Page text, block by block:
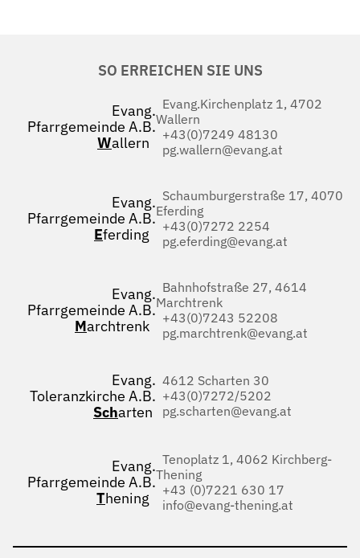
SO ERREICHEN SIE UNS
Evang.
Pfarrgemeinde A.B.
Wallern
Evang.Kirchenplatz 1, 4702
Wallern
+43(0)7249 48130
pg.wallern@evang.at
Evang.
Pfarrgemeinde A.B.
Eferding
Schaumburgerstraße 17, 4070
Eferding
+43(0)7272 2254
pg.eferding@evang.at
Evang.
Pfarrgemeinde A.B.
Marchtrenk
Bahnhofstraße 27, 4614
Marchtrenk
+43(0)7243 52208
pg.marchtrenk@evang.at
Evang.
Toleranzkirche A.B.
Scharten
4612 Scharten 30
+43(0)7272/5202
pg.scharten@evang.at
Evang.
Pfarrgemeinde A.B.
Thening
Tenoplatz 1, 4062 Kirchberg-
Thening
+43 (0)7221 630 17
info@evang-thening.at